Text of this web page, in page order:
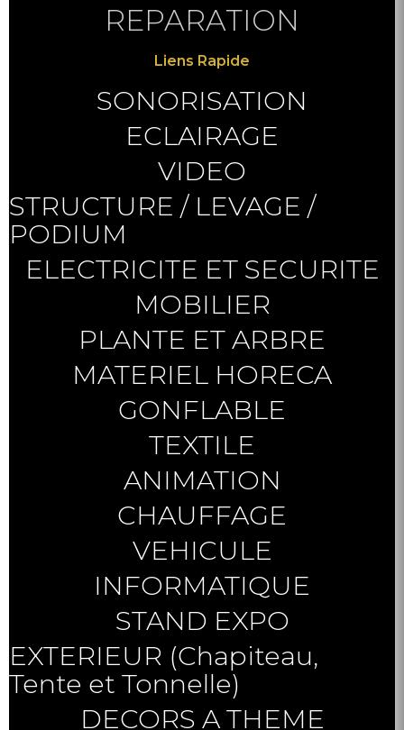
REPARATION
Liens Rapide
SONORISATION
ECLAIRAGE
VIDEO
STRUCTURE / LEVAGE /
PODIUM
ELECTRICITE ET SECURITE
MOBILIER
PLANTE ET ARBRE
MATERIEL HORECA
GONFLABLE
TEXTILE
ANIMATION
CHAUFFAGE
VEHICULE
INFORMATIQUE
STAND EXPO
EXTERIEUR (Chapiteau,
Tente et Tonnelle)
DECORS A THEME